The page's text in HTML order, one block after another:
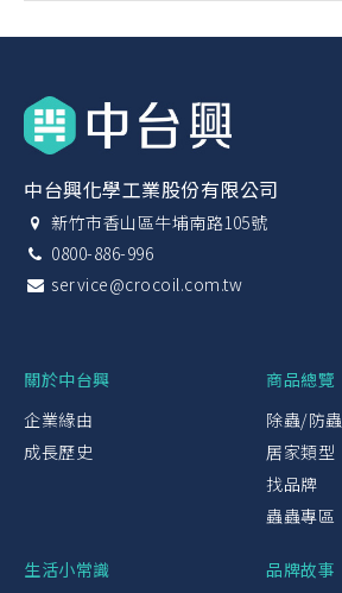
中台興化學工業股份有限公司
新竹市香山區牛埔南路105號
0800-886-996
service@crocoil.com.tw
關於中台興
企業緣由
成長歷史
商品總覽
除蟲/防蟲
居家類型
找品牌
蟲蟲專區
生活小常識 品牌故事